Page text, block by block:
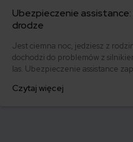
Ubezpieczenie
drodze
Jest ciemna noc, jedziesz z
dochodzi do problemów z
las. Ubezpieczenie assistance
samochód, assistance może Ci
Czytaj więcej